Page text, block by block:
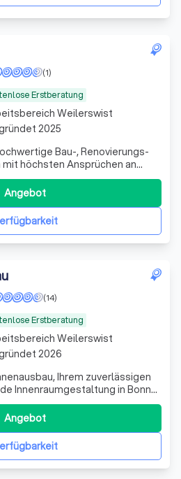
Erstberatung
(1)
Bau-, Renovierungs-
höchsten Ansprüchen an
Als modernes
realisieren wir anspruchsvolle
Gewerbe und öffentliche
professi
Angebot
Weilerswist
2025
Erstberatung
(14)
Ihrem zuverlässigen
Innenraumgestaltung in Bonn
Ihre Räume mit Präzision
zu Hause. Entdecken Sie
professioneller
Innendämmarb
Angebot
Weilerswist
2026